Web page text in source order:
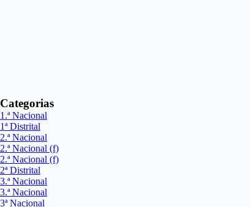
Categorias
1.ª Nacional
1ª Distrital
2.ª Nacional
2.ª Nacional (f)
2.ª Nacional (f)
2ª Distrital
3.ª Nacional
3.ª Nacional
3ª Nacional